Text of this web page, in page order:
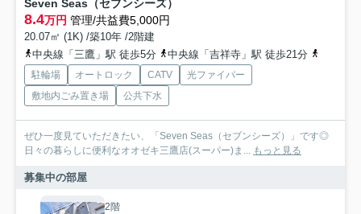
Seven Seas（セブンシーズ）
8.4万円 管理/共益費5,000円
20.07㎡ (1K) /築10年 /2階建
中央線「三鷹」駅 徒歩5分
中央線「吉祥寺」駅 徒歩21分
駐輪場 オートロック CATV
光ファイバー
敷地内ごみ置き場
公共下水
ぜひ一度見ていただきたい、「Seven Seas（セブンシーズ）」です◎
日々の暮らしに便利なオオゼキ三鷹店(スーパー)ま... もっと見る
募集中の部屋
2階